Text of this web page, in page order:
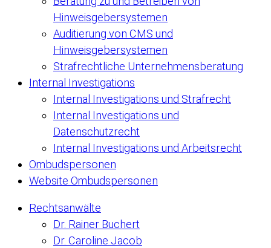
Hinweisgebersystemen
Auditierung von CMS und
Hinweisgebersystemen
Strafrechtliche Unternehmensberatung
Internal Investigations
Internal Investigations und Strafrecht
Internal Investigations und
Datenschutzrecht
Internal Investigations und Arbeitsrecht
Ombudspersonen
Website Ombudspersonen
Rechtsanwälte
Dr. Rainer Buchert
Dr. Caroline Jacob